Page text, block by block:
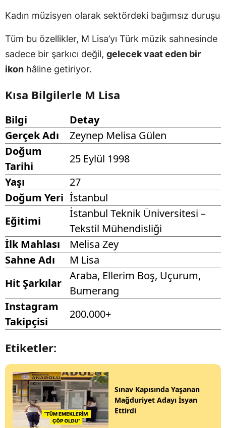
Kadın müzisyen olarak sektördeki bağımsız duruşu
Tüm bu özellikler, M Lisa’yı Türk müzik sahnesinde
sadece bir şarkıcı değil, gelecek vaat eden bir
ikon hâline getiriyor.
Kısa Bilgilerle M Lisa
Bilgi
Detay
Gerçek Adı
Zeynep Melisa Gülen
Doğum
Tarihi
25 Eylül 1998
Yaşı
27
Doğum Yeri İstanbul
Eğitimi
İstanbul Teknik Üniversitesi –
Tekstil Mühendisliği
İlk Mahlası
Melisa Zey
Sahne Adı
M Lisa
Hit Şarkılar
Araba, Ellerim Boş, Uçurum,
Bumerang
Instagram
Takipçisi
200.000+
Etiketler:
Sınav Kapısında Yaşanan
Mağduriyet Adayı İsyan
Ettirdi